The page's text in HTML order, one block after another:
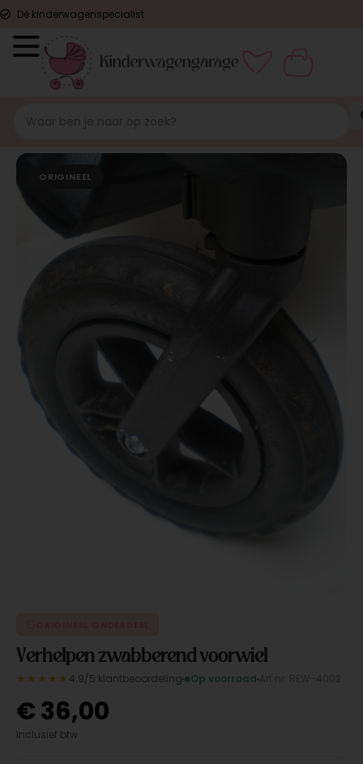
Dé kinderwagenspecialist
ORIGINEEL
Verhelpen zwabberend voorwiel
★★★★★ 4.9/5 klantbeoordeling Op voorraad
€36,00
Inclusief btw